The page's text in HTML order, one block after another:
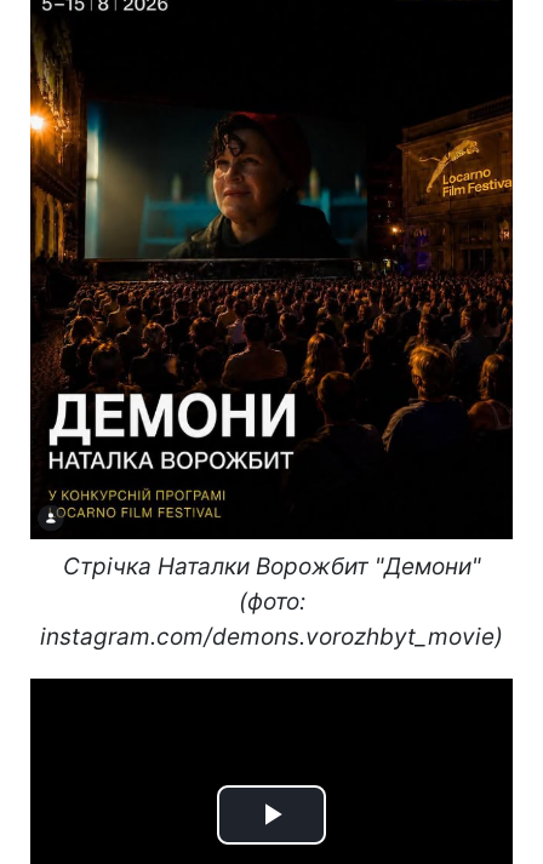
Стрічка Наталки Ворожбит "Демони"
(фото:
instagram.com/demons.vorozhbyt_movie)
Play